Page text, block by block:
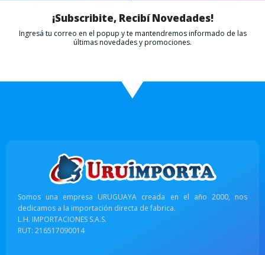
¡Subscribite, Recibí Novedades!
Ingresá tu correo en el popup y te mantendremos informado de las
últimas novedades y promociones.
Somos una empresa URUGUAYA creada en el año 2000, nos
dedicamos a la importación directa de fabrica.
L.H. IMPORTACIONES S.A.S.
RUT: 216517090014